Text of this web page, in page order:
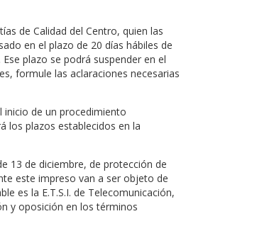
de Calidad del Centro, quien las
en el plazo de 20 días hábiles de
plazo se podrá suspender en el
formule las aclaraciones necesarias
de un procedimiento
los plazos establecidos en la
13 de diciembre, de protección de
este impreso van a ser objeto de
es la E.T.S.I. de Telecomunicación,
y oposición en los términos